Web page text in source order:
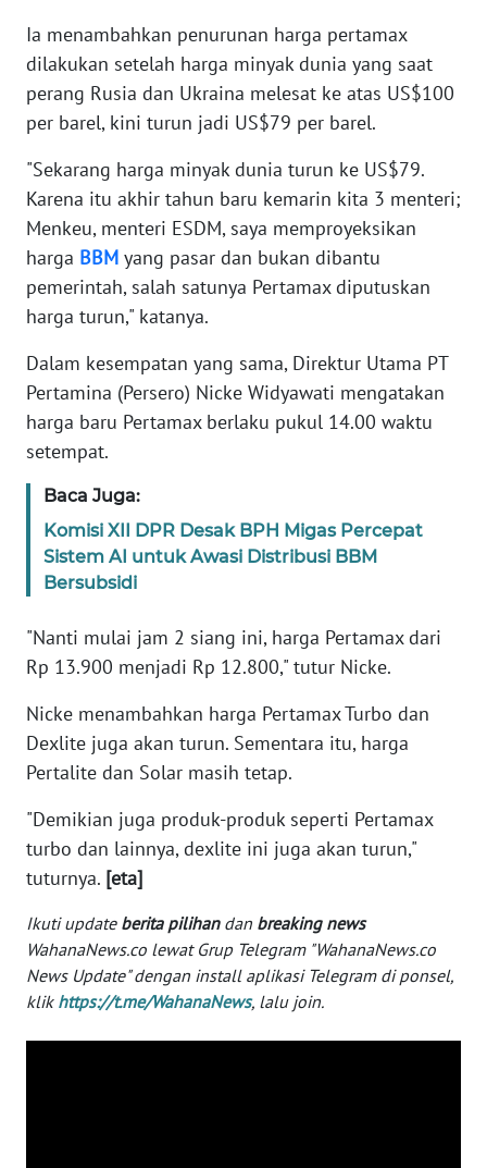
Ia menambahkan penurunan harga pertamax
dilakukan setelah harga minyak dunia yang saat
perang Rusia dan Ukraina melesat ke atas US$100
per barel, kini turun jadi US$79 per barel.
"Sekarang harga minyak dunia turun ke US$79.
Karena itu akhir tahun baru kemarin kita 3 menteri;
Menkeu, menteri ESDM, saya memproyeksikan
harga BBM yang pasar dan bukan dibantu
pemerintah, salah satunya Pertamax diputuskan
harga turun," katanya.
Dalam kesempatan yang sama, Direktur Utama PT
Pertamina (Persero) Nicke Widyawati mengatakan
harga baru Pertamax berlaku pukul 14.00 waktu
setempat.
Baca Juga:
Komisi XII DPR Desak BPH Migas Percepat
Sistem AI untuk Awasi Distribusi BBM
Bersubsidi
"Nanti mulai jam 2 siang ini, harga Pertamax dari
Rp 13.900 menjadi Rp 12.800," tutur Nicke.
Nicke menambahkan harga Pertamax Turbo dan
Dexlite juga akan turun. Sementara itu, harga
Pertalite dan Solar masih tetap.
"Demikian juga produk-produk seperti Pertamax
turbo dan lainnya, dexlite ini juga akan turun,"
tuturnya. [eta]
Ikuti update berita pilihandan breaking news
WahanaNews.co lewat Grup Telegram "WahanaNews.co
News Update" dengan install aplikasi Telegram di ponsel,
klik https://t.me/WahanaNews, lalu join.
PEDOMAN
MEDIA
SIBER
Wahana
Regional
WN
WN
JAKARTA
JABAR
BANTEN
WN
WN
KEPRI
WN
PAPUA
PAPUA